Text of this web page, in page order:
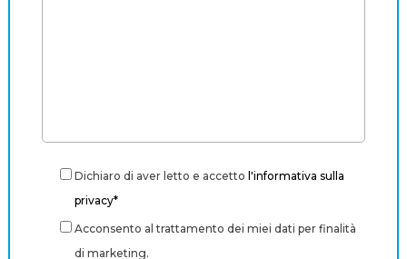
Dichiaro di aver letto e accetto l'informativa sulla
privacy*
Acconsento al trattamento dei miei dati per finalità
di marketing.